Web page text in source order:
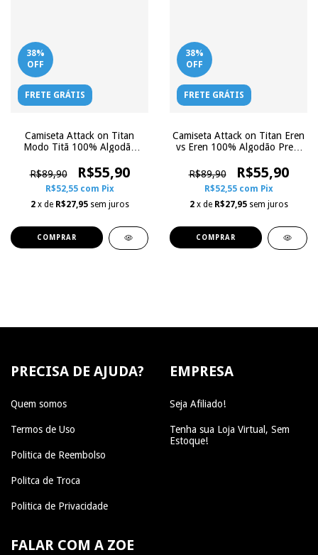
38%
OFF
FRETE GRÁTIS
Camiseta Attack on Titan
Modo Titã 100% Algodão
R$89,90
R$55,90
R$52,55 com Pix
2 x de R$27,95 sem juros
COMPRAR
38%
OFF
FRETE GRÁTIS
Camiseta Attack on Titan Eren
vs Eren 100% Algodão Preta
R$89,90
R$55,90
R$52,55 com Pix
2 x de R$27,95 sem juros
COMPRAR
PRECISA DE AJUDA?
Quem somos
Termos de Uso
Politica de Reembolso
Politca de Troca
Politica de Privacidade
EMPRESA
Seja Afiliado!
Tenha sua Loja Virtual, Sem
Estoque!
FALAR COM A ZOE